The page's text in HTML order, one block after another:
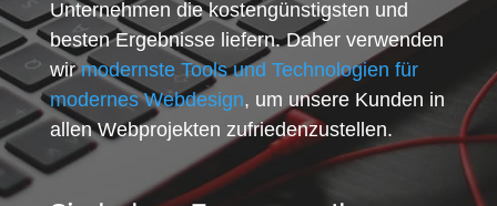
Unternehmen die kostengünstigsten und
besten Ergebnisse liefern. Daher verwenden
wirmodernste Tools und Technologien für
modernes Webdesign, um unsere Kunden in
allen Webprojekten zufriedenzustellen.